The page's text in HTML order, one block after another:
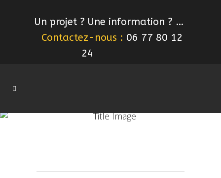
Un projet ? Une information ? …
Contactez-nous : 06 77 80 12
24